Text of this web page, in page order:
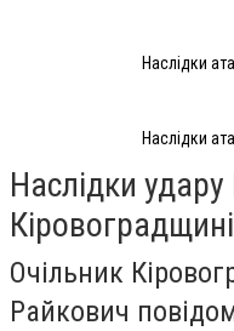
Наслідки
Наслідки
Наслідки
Кіровоградщині
Очільник
Райкович